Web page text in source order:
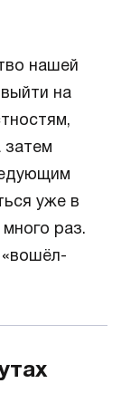
нашей
на
затем
уже в
раз.